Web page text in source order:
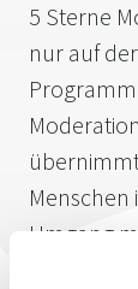
5 Sterne
nur auf
Umgang
mit ihren